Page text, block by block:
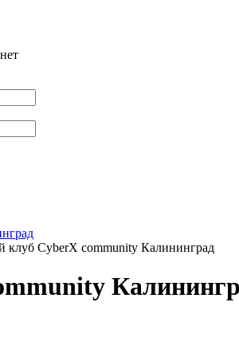
клуб CyberX community Калининград